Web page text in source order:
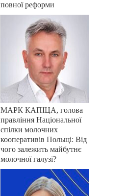
повної реформи
МАРК КАПІЦА, голова
правління Національної
спілки молочних
кооперативів Польщі: Від
чого залежить майбутнє
молочної галузі?